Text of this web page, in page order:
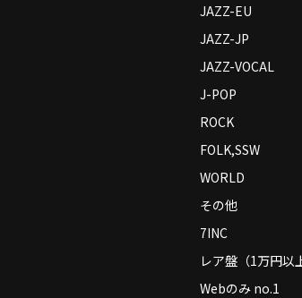
JAZZ-EU
JAZZ-JP
JAZZ-VOCAL
J-POP
ROCK
FOLK,SSW
WORLD
その他
7INC
レア盤（1万円以
Webのみ no.1